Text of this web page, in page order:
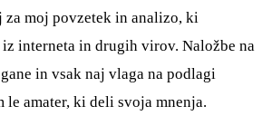
moj povzetek in analizo, ki
interneta in drugih virov. Naložbe na
in vsak naj vlaga na podlagi
le amater, ki deli svoja mnenja.